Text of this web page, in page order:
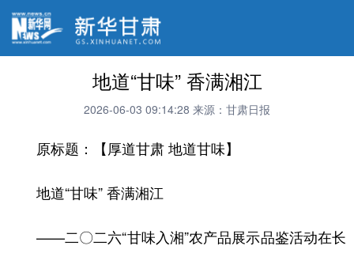
地道“甘味” 香满湘江
2026-06-03 09:14:28 来源：甘肃日报
原标题：【厚道甘肃 地道甘味】
地道“甘味” 香满湘江
——二〇二六“甘味入湘”农产品展示品鉴活动在长